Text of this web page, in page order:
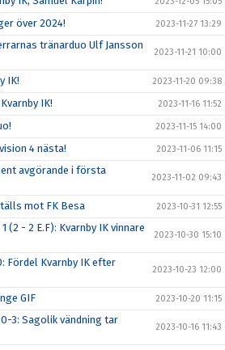
över 2024! 2023-11-27 13:29
tränarduo Ulf Jansson
2023-11-21 10:00
IK! 2023-11-20 09:38
IK! 2023-11-16 11:52
2023-11-15 14:00
4 nästa! 2023-11-06 11:15
avgörande i första
2023-11-02 09:43
mot FK Besa 2023-10-31 12:55
(2 - 2 E.F): Kvarnby IK vinnare
2023-10-30 15:10
Fördel Kvarnby IK efter
2023-10-23 12:00
GIF 2023-10-20 11:15
3: Sagolik vändning tar
2023-10-16 11:43